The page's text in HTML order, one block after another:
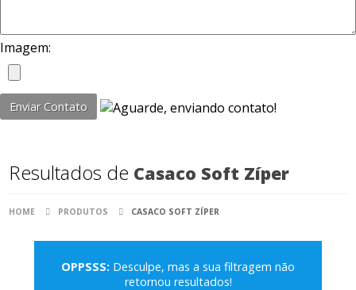
Imagem:
Enviar Contato
Resultados de Casaco Soft Zíper
HOME PRODUTOS CASACO SOFT ZÍPER
OPPSSS: Desculpe, mas a sua filtragem não
retornou resultados!